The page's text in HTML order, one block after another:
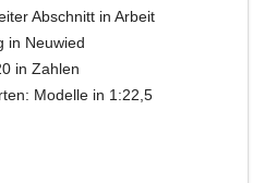
Abschnitt in Arbeit
in Neuwied
in Zahlen
Modelle in 1:22,5